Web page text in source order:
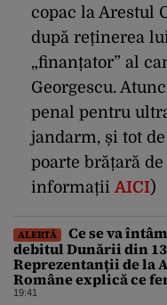
copac la Arestul
după reținerea
„finanțator” al
Georgescu.
penal pentru
jandarm, și tot
poarte brățară
informațiiAICI)
ALERTĂ
Ce se va
debitul Dunării din
Reprezentanții de la
Române explică ce
urmează
19:41